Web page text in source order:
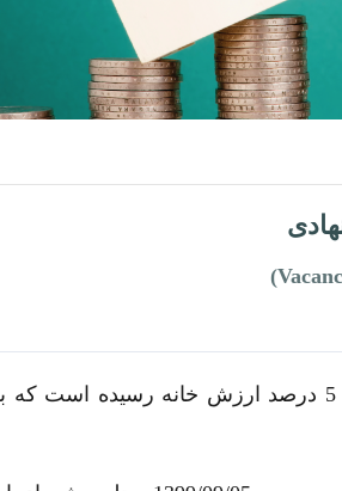
از اول ژانویه 2023 مالیات سالانه بر خانه‌های خالی در شهر